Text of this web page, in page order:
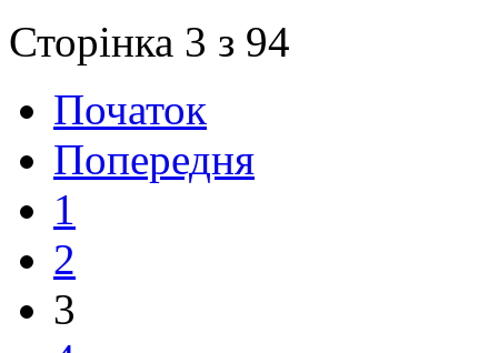
Сторінка 3 з 94
Початок
Попередня
1
2
3